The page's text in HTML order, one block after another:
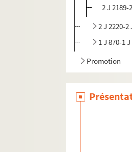
2 J
2 J 2220-
1 J 870-1
Promotion